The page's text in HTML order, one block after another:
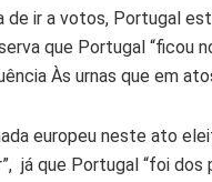
de ir a votos, Portugal
que Portugal “ficou
Às urnas que em
europeu neste ato
já que Portugal “foi dos